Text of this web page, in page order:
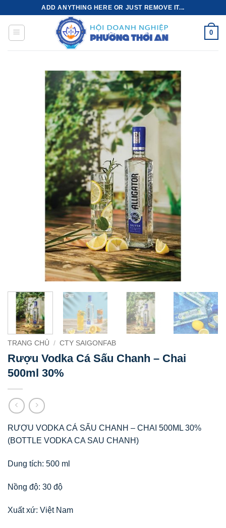
dung
ADD ANYTHING HERE OR JUST REMOVE IT...
0
TRANG CHỦ / CTY SAIGONFAB
Rượu Vodka Cá Sấu Chanh – Chai
500ml 30%
RƯỢU VODKA CÁ SẤU CHANH – CHAI 500ML 30%
(BOTTLE VODKA CA SAU CHANH)
Dung tích: 500 ml
Nồng độ: 30 độ
Xuất xứ: Việt Nam